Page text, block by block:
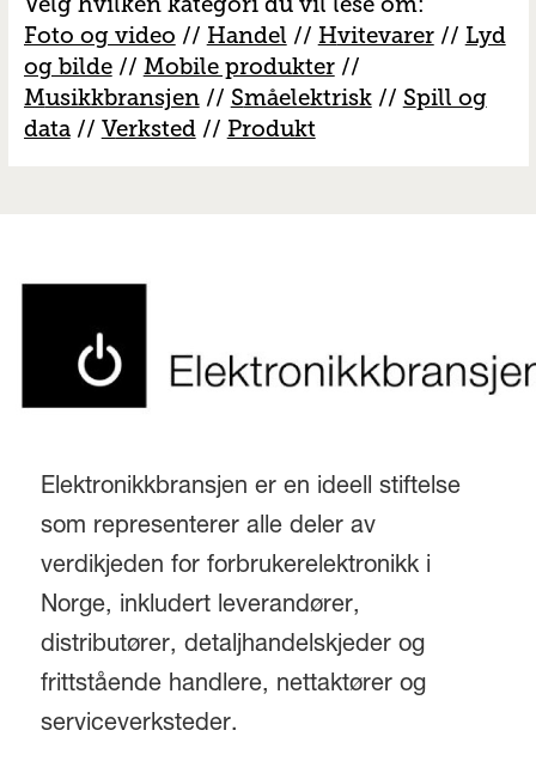
Foto og video // Handel // Hvitevarer// Lyd
og bilde// Mobile produkter//
Musikkbransjen// Småelektrisk// Spill og
data// Verksted// Produkt
Elektronikkbransjen er en ideell stiftelse
som representerer alle deler av
verdikjeden for forbrukerelektronikk i
Norge, inkludert leverandører,
distributører, detaljhandelskjeder og
frittstående handlere, nettaktører og
serviceverksteder.